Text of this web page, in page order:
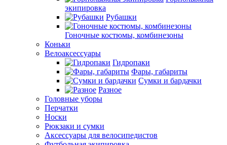
экипировка
Рубашки
Гоночные костюмы, комбинезоны
Коньки
Велоаксессуары
Гидропаки
Фары, габариты
Сумки и бардачки
Разное
Головные уборы
Перчатки
Носки
Рюкзаки и сумки
Аксессуары для велосипедистов